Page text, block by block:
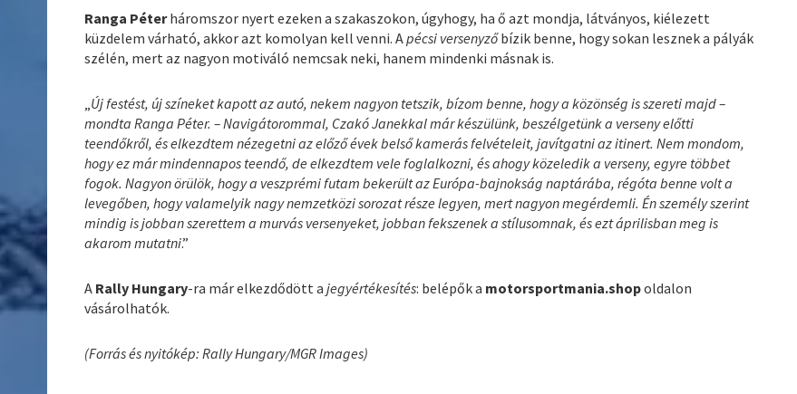
Ranga Péterháromszor nyert ezeken a szakaszokon, úgyhogy, ha ő azt mondja, látványos, kiélezett
küzdelem várható, akkor azt komolyan kell venni. Apécsi versenyzőbízik benne, hogy sokan lesznek a pályák
szélén, mert az nagyon motiváló nemcsak neki, hanem mindenki másnak is.
Új festést, új színeket kapott az autó, nekem nagyon tetszik, bízom benne, hogy a közönség is szereti majd –
mondta Ranga Péter. – Navigátorommal, Czakó Janekkal már készülünk, beszélgetünk a verseny előtti
teendőkről, és elkezdtem nézegetni az előző évek belső kamerás felvételeit, javítgatni az itinert. Nem mondom,
hogy ez már mindennapos teendő, de elkezdtem vele foglalkozni, és ahogy közeledik a verseny, egyre többet
fogok. Nagyon örülök, hogy a veszprémi futam bekerült az Európa-bajnokság naptárába, régóta benne volt a
levegőben, hogy valamelyik nagy nemzetközi sorozat része legyen, mert nagyon megérdemli. Én személy szerint
mindig is jobban szerettem a murvás versenyeket, jobban fekszenek a stílusomnak, és ezt áprilisban meg is
akarom mutatni.”
A Rally Hungary-ra már elkezdődött ajegyértékesítés: belépők a motorsportmania.shopoldalon
vásárolhatók.
(Forrás és nyitókép: Rally Hungary/MGR Images)